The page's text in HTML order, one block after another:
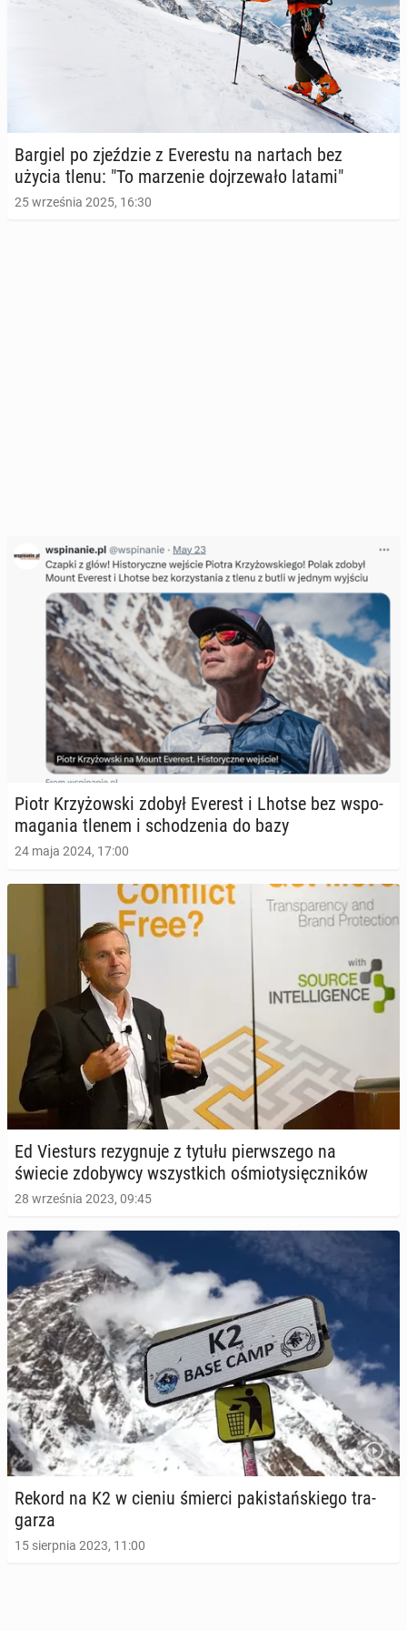
Bargiel po zjeź­dzie z Eve­re­stu na nartach bez
użycia tlenu: "To ma­rze­nie doj­rze­wa­ło latami"
25 września 2025, 16:30
Piotr Krzy­żow­ski zdobył Everest i Lhotse bez wspo­
ma­ga­nia tlenem i scho­dze­nia do bazy
24 maja 2024, 17:00
Ed Vie­sturs re­zy­gnu­je z tytułu pierw­sze­go na
świecie zdo­byw­cy wszyst­kich ośmio­ty­sięcz­ni­ków
28 września 2023, 09:45
Rekord na K2 w cieniu śmierci pa­ki­stań­skie­go tra­
ga­rza
15 sierpnia 2023, 11:00